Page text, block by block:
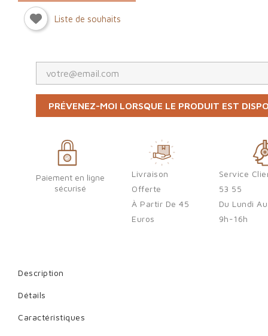
Liste de souhaits
PRÉVENEZ-MOI LORSQUE LE PRODUIT EST
Paiement en ligne
sécurisé
Livraison
Offerte
À Partir De 45
Euros
Service
53 55
Du Lundi
9h-16h
Description
Détails
Caractéristiques
Cancel